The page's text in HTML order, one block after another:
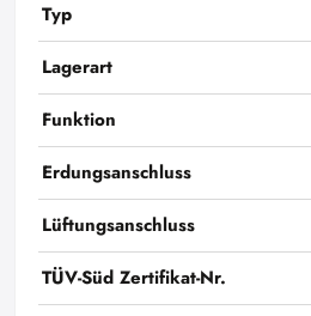
Typ
Lagerart
Funktion
Erdungsanschluss
Lüftungsanschluss
TÜV-Süd Zertifikat-Nr.